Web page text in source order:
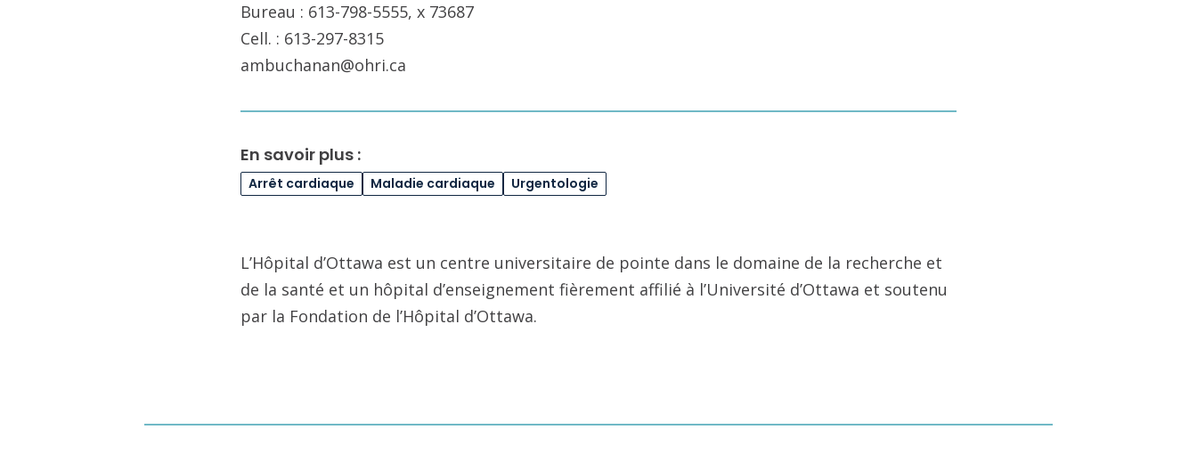
Bureau : 613-798-5555, x 73687
Cell. : 613-297-8315
ambuchanan@ohri.ca
En savoir plus :
Arrêt cardiaque Maladie cardiaque Urgentologie
L’Hôpital d’Ottawa est un centre universitaire de pointe dans le domaine de la recherche et
de la santé et un hôpital d’enseignement fièrement affilié à l’Université d’Ottawa et soutenu
par la Fondation de l’Hôpital d’Ottawa.